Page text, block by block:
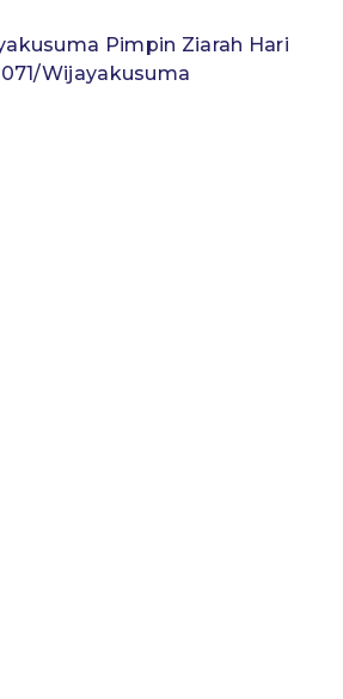
Pimpin Ziarah Hari
Wijayakusuma